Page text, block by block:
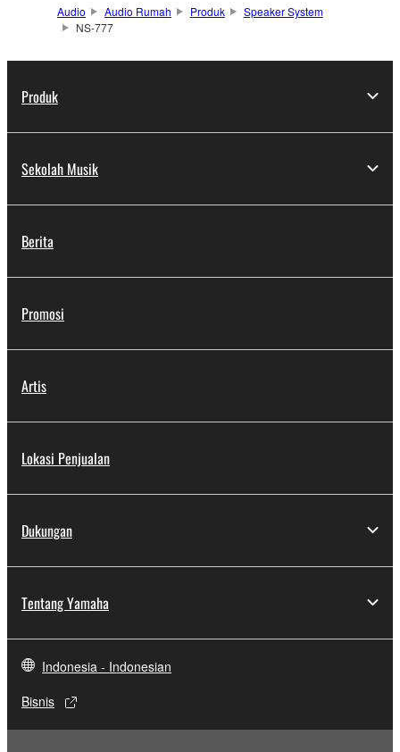
Audio Audio Rumah Produk
Speaker System
NS-777
Produk
Sekolah Musik
Berita
Promosi
Artis
Lokasi Penjualan
Dukungan
Tentang Yamaha
Indonesia - Indonesian
Bisnis